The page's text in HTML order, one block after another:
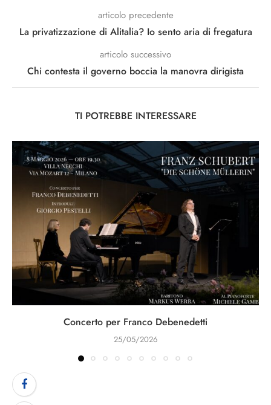
articolo precedente
La privatizzazione di Alitalia? Io sento aria di fregatura
articolo successivo
Chi contesta il governo boccia la manovra dirigista
TI POTREBBE INTERESSARE
Concerto per Franco Debenedetti
25/05/2026